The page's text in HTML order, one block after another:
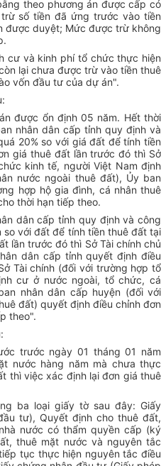
theo phương án được cấp có
số tiền đã ứng trước vào tiền
được duyệt; Mức được trừ không
cư và kinh phí tổ chức thực hiện
lại chưa được trừ vào tiền thuê
vốn đầu tư của dự án".
được ổn định 05 năm. Hết thời
nhân dân cấp tỉnh quy định và
20% so với giá đất để tính tiền
giá thuê đất lần trước đó thì Sở
kinh tế, người Việt Nam định
nước ngoài thuê đất), Ủy ban
hợp hộ gia đình, cá nhân thuê
thời hạn tiếp theo.
dân cấp tỉnh quy định và công
với đất để tính tiền thuê đất tại
lần trước đó thì Sở Tài chính chủ
dân cấp tỉnh quyết định điều
Tài chính (đối với trường hợp tổ
cư ở nước ngoài, tổ chức, cá
nhân dân cấp huyện (đối với
đất) quyết định điều chỉnh đơn
theo".
trước ngày 01 tháng 01 năm
nước hàng năm mà chưa thực
thì việc xác định lại đơn giá thuê
ba loại giấy tờ sau đây: Giấy
tư), Quyết định cho thuê đất,
nước có thẩm quyền cấp (ký
thuê mặt nước và nguyên tắc
tục thực hiện nguyên tắc điều